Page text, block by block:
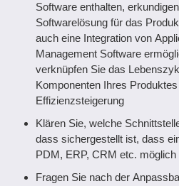
Software enthalten,
Softwarelösung für das
auch eine Integration von
Management Software
verknüpfen Sie das
Komponenten Ihres
Effizienzsteigerung
Klären Sie, welche
dass sichergestellt ist, dass
PDM, ERP, CRM etc. möglich
Fragen Sie nach der